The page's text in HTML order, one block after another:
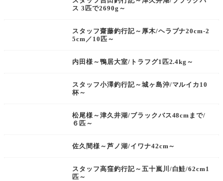
ス 3匹で2690g～
スタッフ齋藤釣行記～厚木/ヘラブナ20cm-2
5cm／10匹～
内田様～鴨居大室/トラフグ1匹2.4kg～
スタッフ小澤釣行記～城ヶ島沖/マルイカ10
杯～
松尾様～津久井湖/ブラックバス48cmまで/
６匹～
佐久間様～芦ノ湖/イワナ42cm～
スタッフ高窪釣行記～五十嵐川/白鮭/62cm1
匹～